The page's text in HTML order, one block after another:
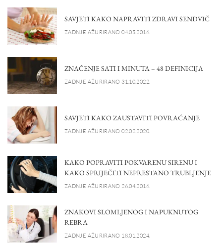
SAVJETI KAKO NAPRAVITI ZDRAVI SENDVIČ
ZADNJE AŽURIRANO 04.05.2016.
ZNAČENJE SATI I MINUTA – 48 DEFINICIJA
ZADNJE AŽURIRANO 31.10.2022.
SAVJETI KAKO ZAUSTAVITI POVRAĆANJE
ZADNJE AŽURIRANO 02.02.2020.
KAKO POPRAVITI POKVARENU SIRENU I
KAKO SPRIJEČITI NEPRESTANO TRUBLJENJE
ZADNJE AŽURIRANO 26.04.2016.
ZNAKOVI SLOMLJENOG I NAPUKNUTOG
REBRA
ZADNJE AŽURIRANO 18.01.2024.